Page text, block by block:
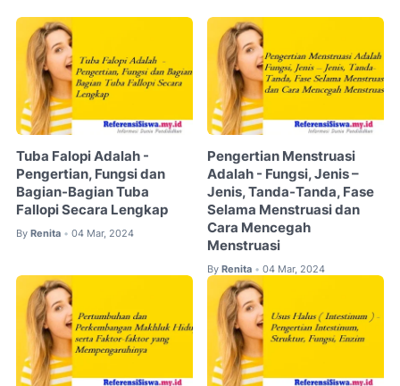
Tuba Falopi Adalah -
Pengertian, Fungsi dan
Bagian-Bagian Tuba
Fallopi Secara Lengkap
By Renita • 04 Mar, 2024
Pengertian Menstruasi
Adalah - Fungsi, Jenis –
Jenis, Tanda-Tanda, Fase
Selama Menstruasi dan
Cara Mencegah
Menstruasi
By Renita • 04 Mar, 2024